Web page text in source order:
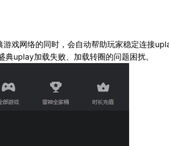
戏网络的同时，会自动帮助玩家稳定连接
uplay加载失败、加载转圈的问题困扰。